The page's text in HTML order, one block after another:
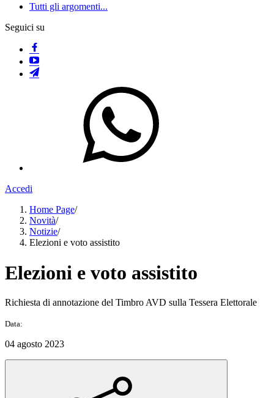
Tutti gli argomenti...
Seguici su
Accedi
Home Page/
Novità/
Notizie/
Elezioni e voto assistito
Elezioni e voto assistito
Richiesta di annotazione del Timbro AVD sulla Tessera Elettorale
Data:
04 agosto 2023